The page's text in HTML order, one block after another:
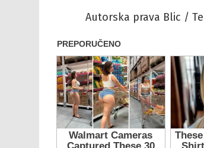
Autorska prava Blic /